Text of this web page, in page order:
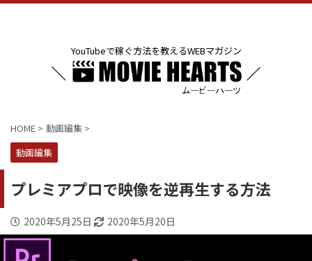
YouTubeで稼ぐ方法を教えるWEBマガジン
HOME > 動画編集 >
動画編集
プレミアプロで映像を逆再生する方法
2020年5月25日 2020年5月20日